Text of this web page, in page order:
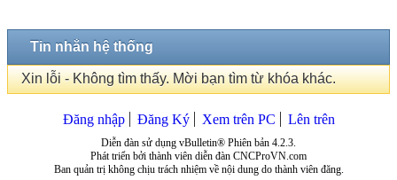
Tin nhắn hệ thống
Xin lỗi - Không tìm thấy. Mời bạn tìm từ khóa khác.
Đăng nhập Đăng Ký Xem trên PC Lên trên
Diễn đàn sử dụng vBulletin® Phiên bản 4.2.3.
Phát triển bởi thành viên diễn đàn CNCProVN.com
Ban quản trị không chịu trách nhiệm về nội dung do thành viên đăng.